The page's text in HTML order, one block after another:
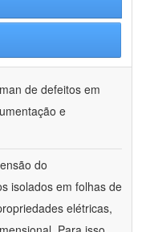
de defeitos em
e
do
isolados em folhas de
elétricas,